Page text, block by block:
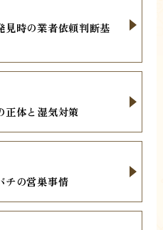
見時の業者依頼判断基
正体と湿気対策
チの営巣事情